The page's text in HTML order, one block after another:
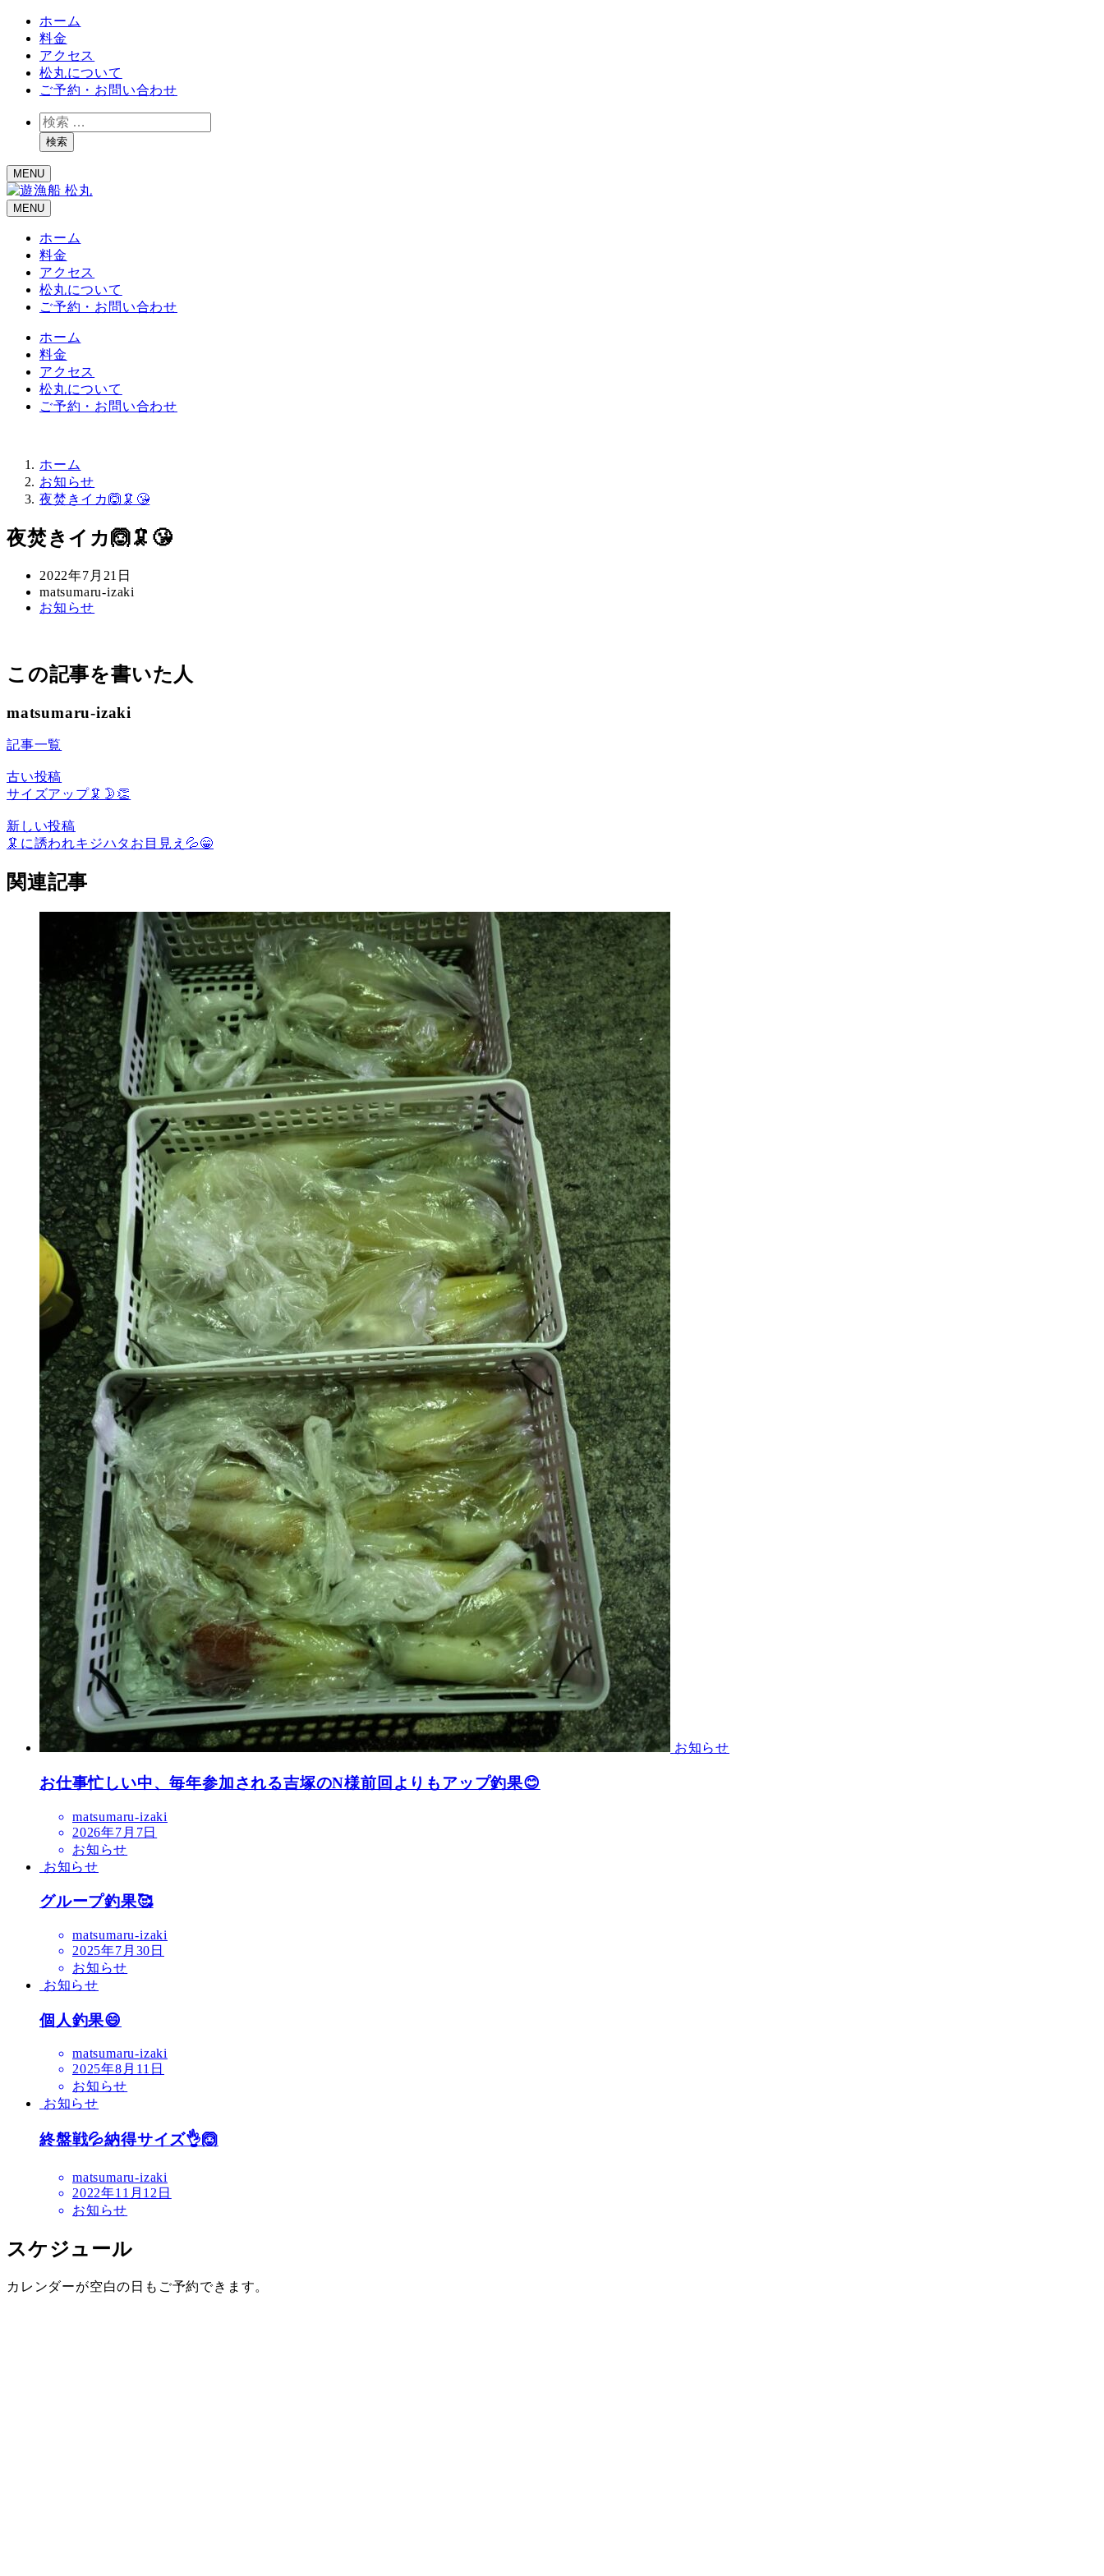
ホーム
料金
アクセス
松丸について
ご予約・お問い合わせ
検
索検索
MENU
MENU
ホーム
料金
アクセス
松丸について
ご予約・お問い合わせ
ホーム
料金
アクセス
松丸について
ご予約・お問い合わせ
ホーム
お知らせ
夜焚きイカ🙆🦑😘
夜焚きイカ🙆🦑😘
投
稿
日
2022年7月21日
著
者
matsumaru-izaki
カ
ー
お知らせ
この記事を書いた人
matsumaru-izaki
記事一覧
古い投稿
サイズアップ🦑🌛👏
新しい投稿
🦑に誘われキジハタお目見え💦😁
関連記事
お知らせ
お仕事忙しい中、毎年参加される吉塚のN様前回よりもアップ釣果😊
matsumaru-izaki
2026年7月7日
お知らせ
お知らせ
グループ釣果🥰
matsumaru-izaki
2025年7月30日
お知らせ
お知らせ
個人釣果😄
matsumaru-izaki
2025年8月11日
お知らせ
お知らせ
終盤戦💦納得サイズ👌🙆
matsumaru-izaki
2022年11月12日
お知らせ
スケジュール
カレンダーが空白の日もご予約できます。